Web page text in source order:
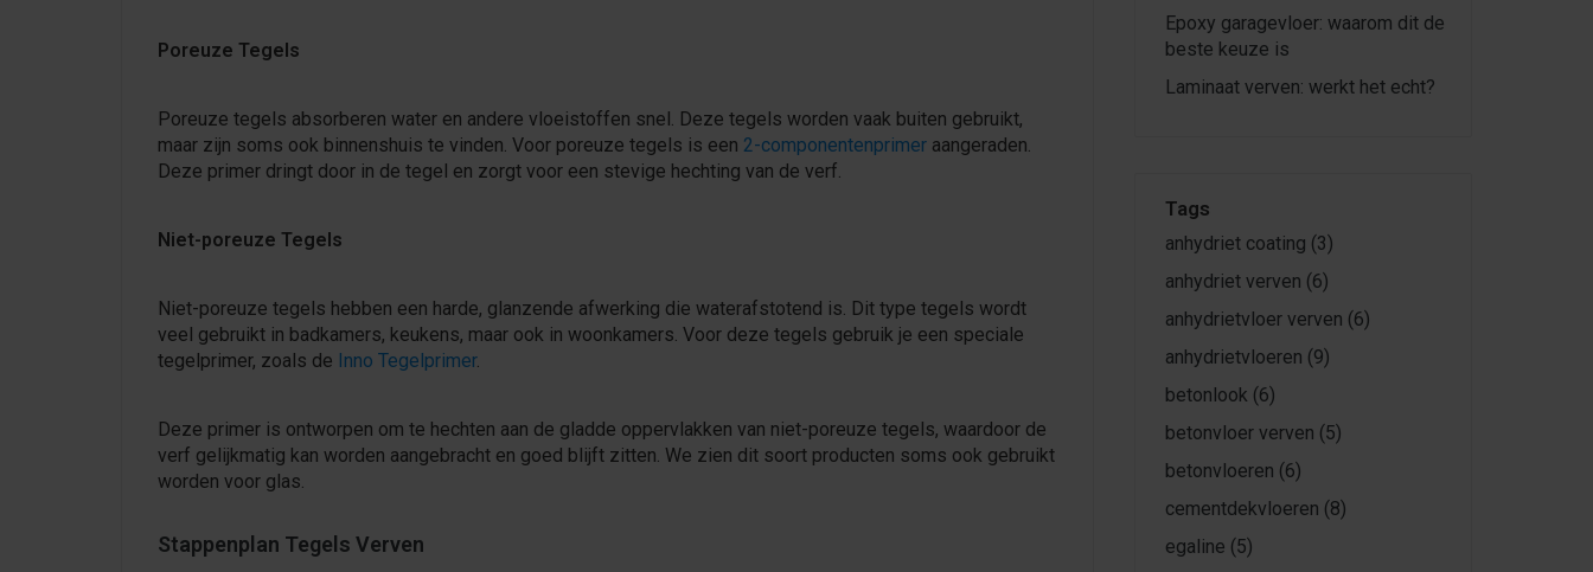
Poreuze Tegels
Poreuze tegels absorberen water en andere vloeistoffen snel. Deze tegels worden vaak buiten gebruikt,
maar zijn soms ook binnenshuis te vinden. Voor poreuze tegels is een 2-componentenprimer aangeraden.
Deze primer dringt door in de tegel en zorgt voor een stevige hechting van de verf.
Niet-poreuze Tegels
Niet-poreuze tegels hebben een harde, glanzende afwerking die waterafstotend is. Dit type tegels wordt
veel gebruikt in badkamers, keukens, maar ook in woonkamers. Voor deze tegels gebruik je een speciale
tegelprimer, zoals de Inno Tegelprimer.
Deze primer is ontworpen om te hechten aan de gladde oppervlakken van niet-poreuze tegels, waardoor de
verf gelijkmatig kan worden aangebracht en goed blijft zitten. We zien dit soort producten soms ook gebruikt
worden voor glas.
Stappenplan Tegels Verven
Epoxy garagevloer: waarom dit de
beste keuze is
Laminaat verven: werkt het echt?
Tags
anhydriet coating (3)
anhydriet verven (6)
anhydrietvloer verven (6)
anhydrietvloeren (9)
betonlook (6)
betonvloer verven (5)
betonvloeren (6)
cementdekvloeren (8)
egaline (5)